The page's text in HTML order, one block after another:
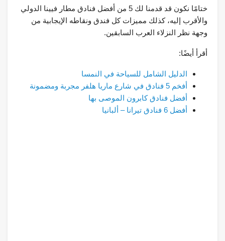
ختامًا نكون قد قدمنا لك 5 من أفضل فنادق مطار فيينا الدولي
والأقرب إليه، كذلك مميزات كل فندق ونقاطه الإيجابية من
وجهة نظر النزلاء العرب السابقين.
أقرأ أيضًا:
الدليل الشامل للسياحة في النمسا
أفخم 5 فنادق في شارع ماريا هلفر مجربة ومضمونة
أفضل فنادق كابرون الموصى بها
أفضل 6 فنادق تيرانا – ألبانيا